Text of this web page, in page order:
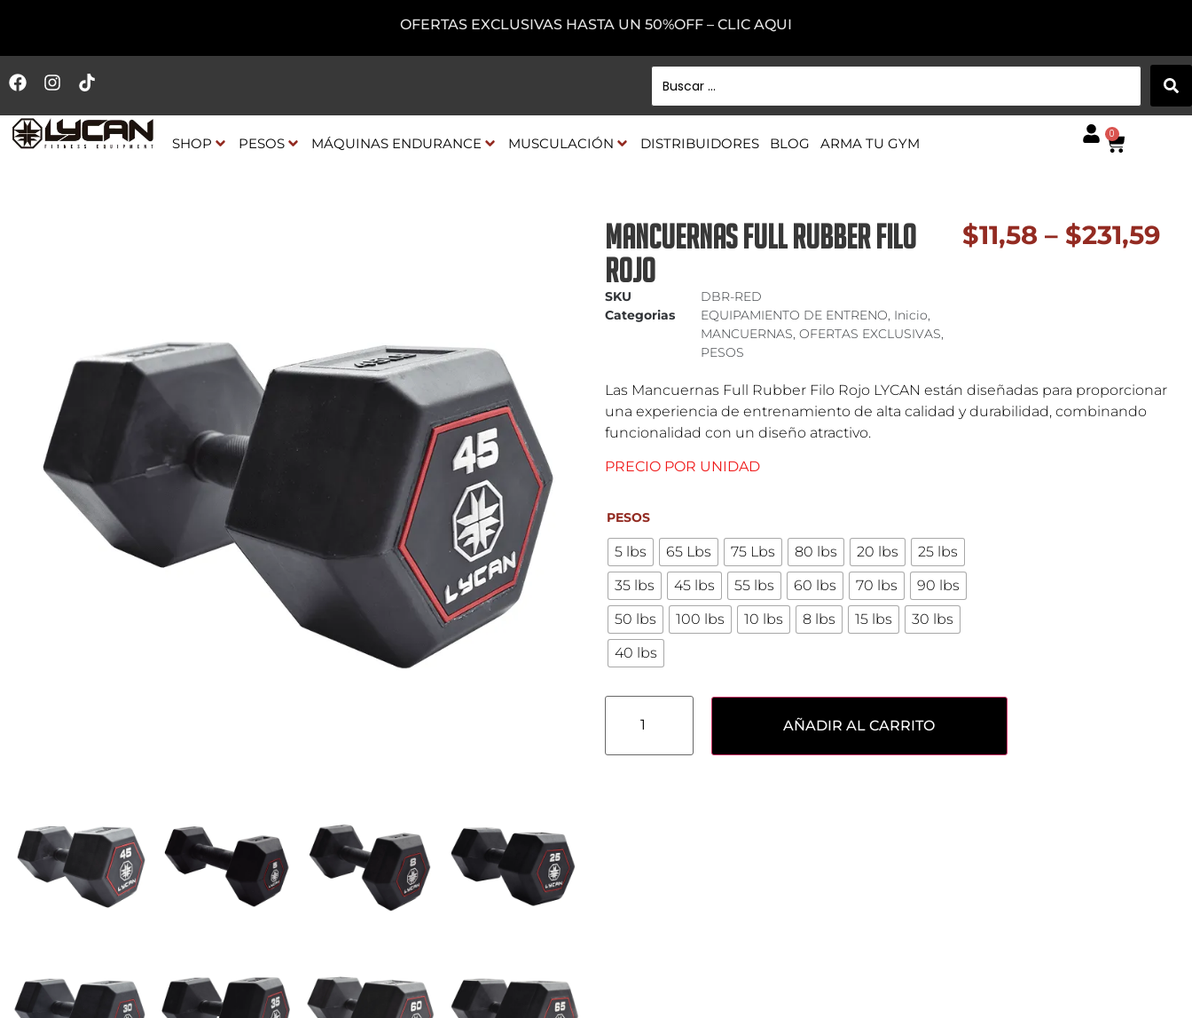
OFERTAS EXCLUSIVAS HASTA UN 50%OFF – CLIC AQUI
SHOP PESOS MÁQUINAS ENDURANCE MUSCULACIÓN DISTRIBUIDORES BLOG ARMA TU GYM
0
MANCUERNAS FULL RUBBER FILO
ROJO
SKU
DBR-RED
Categorias
EQUIPAMIENTO DE ENTRENO, Inicio,
MANCUERNAS, OFERTAS EXCLUSIVAS,
PESOS
$11,58 – $231,59
Las Mancuernas Full Rubber Filo Rojo LYCAN están diseñadas para proporcionar
una experiencia de entrenamiento de alta calidad y durabilidad, combinando
funcionalidad con un diseño atractivo.
PRECIO POR UNIDAD
PESOS
5 lbs 65 Lbs 75 Lbs 80 lbs 20 lbs
25 lbs
35 lbs
45 lbs 55 lbs 60 lbs 70 lbs
90 lbs
50 lbs
100 lbs 10 lbs 8 lbs 15 lbs
30 lbs
40 lbs
AÑADIR AL CARRITO